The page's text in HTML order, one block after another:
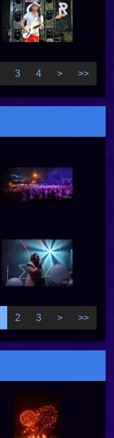
3 4 > >>
2 3 > >>